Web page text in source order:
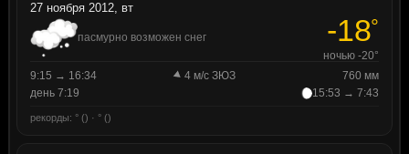
27 ноября 2012, вт
пасмурно возможен снег -18°
ночью -20°
9:15 → 16:34
4 м/с ЗЮЗ
760 мм
день 7:19
15:53 → 7:43
рекорды: ° () · ° ()